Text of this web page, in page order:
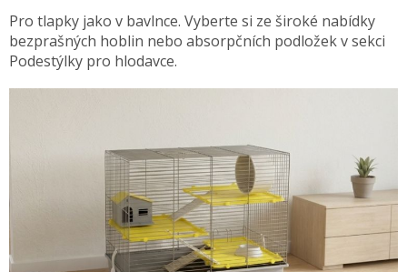
Pro tlapky jako v bavlnce. Vyberte si ze široké nabídky
bezprašných hoblin nebo absorpčních podložek v sekci
Podestýlky pro hlodavce.